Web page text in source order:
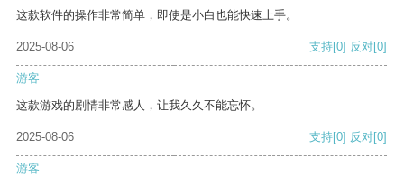
这款软件的操作非常简单，即使是小白也能快速上手。
2025-08-06 支持[0] 反对[0]
游客
这款游戏的剧情非常感人，让我久久不能忘怀。
2025-08-06 支持[0] 反对[0]
游客